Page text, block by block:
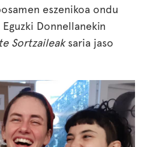
eszenikoa ondu
Donnellanekin
Sortzaileaksaria jaso